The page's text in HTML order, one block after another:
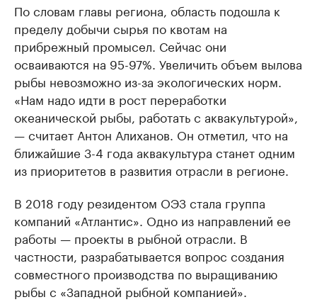
По словам главы региона, область подошла к
пределу добычи сырья по квотам на
прибрежный промысел. Сейчас они
осваиваются на 95-97%. Увеличить объем вылова
рыбы невозможно из-за экологических норм.
«Нам надо идти в рост переработки
океанической рыбы, работать с аквакультурой»,
— считает Антон Алиханов. Он отметил, что на
ближайшие 3-4 года аквакультура станет одним
из приоритетов в развития отрасли в регионе.
В 2018 году резидентом ОЭЗ стала группа
компаний «Атлантис». Одно из направлений ее
работы — проекты в рыбной отрасли. В
частности, разрабатывается вопрос создания
совместного производства по выращиванию
рыбы с «Западной рыбной компанией».